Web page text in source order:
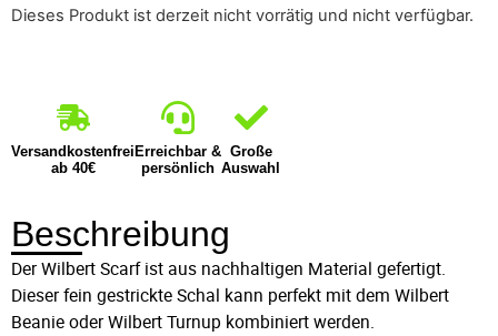
Dieses Produkt ist derzeit nicht vorrätig und nicht verfügbar.
Versandkostenfrei
ab 40€
Erreichbar &
persönlich
Große
Auswahl
Beschreibung
Der Wilbert Scarf ist aus nachhaltigen Material gefertigt.
Dieser fein gestrickte Schal kann perfekt mit dem Wilbert
Beanie oder Wilbert Turnup kombiniert werden.